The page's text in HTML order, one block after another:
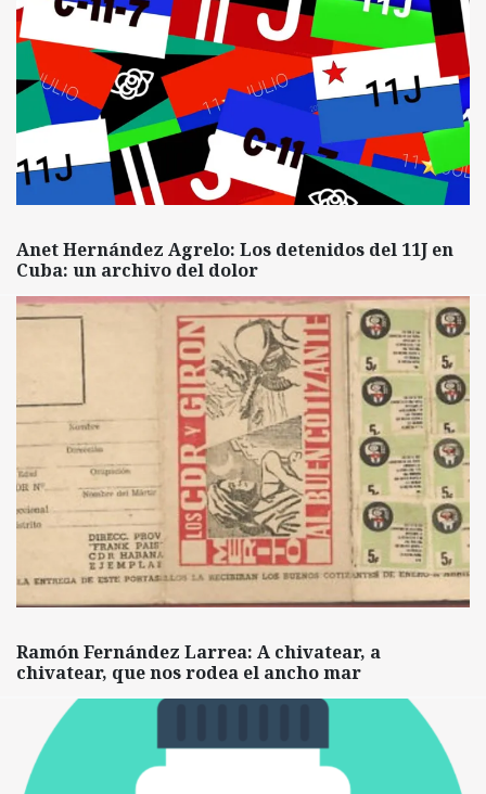
Anet Hernández Agrelo: Los detenidos del 11J en
Cuba: un archivo del dolor
Ramón Fernández Larrea: A chivatear, a
chivatear, que nos rodea el ancho mar